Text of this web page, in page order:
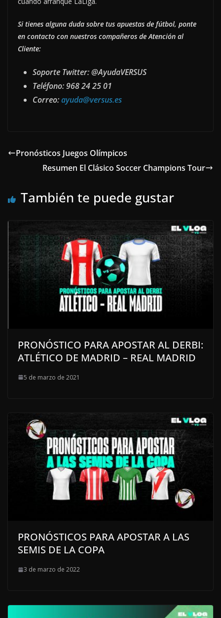
Si tienes alguna duda sobre tus apuestas de fútbol, ponte
en contacto con nuestros compañeros de Atención al
Cliente:
Soporte Twitter: @AyudaVERSUS
Teléfono: 968 24 25 01
Correo:ayuda@versus.es
Pronósticos Juegos Olímpicos
Resumen El Clásico Soccer Champions Tour
También te puede gustar
PRONÓSTICO PARA APOSTAR AL DERBI:
ATLÉTICO DE MADRID – REAL MADRID
5 de marzo de 2021
PRONÓSTICOS PARA APOSTAR A LAS
SEMIS DE LA COPA
3 de marzo de 2022